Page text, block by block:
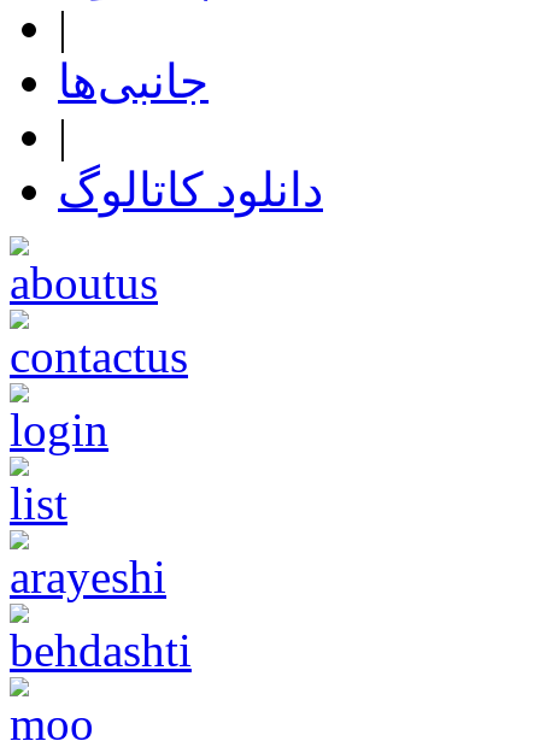
|
جانبی‌ها
|
دانلود کاتالوگ